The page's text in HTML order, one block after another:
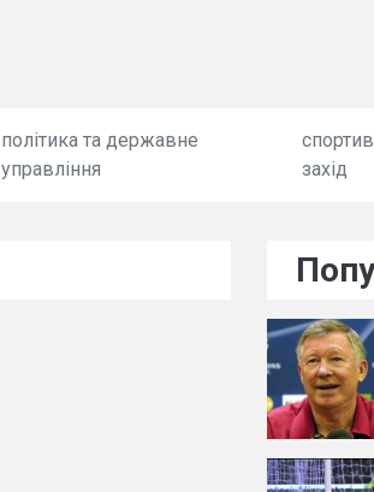
політика та державне
управління
захід